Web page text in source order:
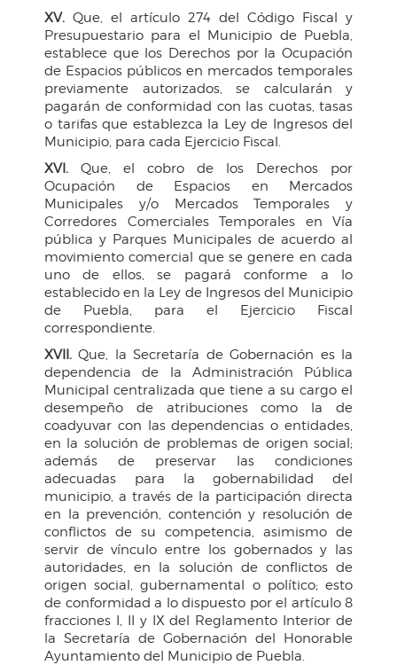
XV. Que, el artículo 274 del Código Fiscal y
Presupuestario para el Municipio de Puebla,
establece que los Derechos por la Ocupación
de Espacios públicos en mercados temporales
previamente autorizados, se calcularán y
pagarán de conformidad con las cuotas, tasas
o tarifas que establezca la Ley de Ingresos del
Municipio, para cada Ejercicio Fiscal.
XVI. Que, el cobro de los Derechos por
Ocupación de Espacios en Mercados
Municipales y/o Mercados Temporales y
Corredores Comerciales Temporales en Vía
pública y Parques Municipales de acuerdo al
movimiento comercial que se genere en cada
uno de ellos, se pagará conforme a lo
establecido en la Ley de Ingresos del Municipio
de Puebla, para el Ejercicio Fiscal
correspondiente.
XVII. Que, la Secretaría de Gobernación es la
dependencia de la Administración Pública
Municipal centralizada que tiene a su cargo el
desempeño de atribuciones como la de
coadyuvar con las dependencias o entidades,
en la solución de problemas de origen social;
además de preservar las condiciones
adecuadas para la gobernabilidad del
municipio, a través de la participación directa
en la prevención, contención y resolución de
conflictos de su competencia, asimismo de
servir de vínculo entre los gobernados y las
autoridades, en la solución de conflictos de
origen social, gubernamental o político; esto
de conformidad a lo dispuesto por el artículo 8
fracciones I, II y IX del Reglamento Interior de
la Secretaría de Gobernación del Honorable
Ayuntamiento del Municipio de Puebla.